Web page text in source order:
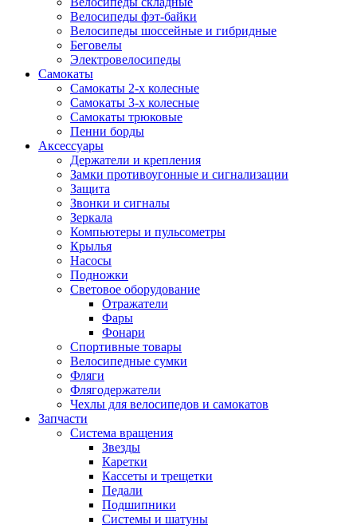
Велосипеды фэт-байки
Велосипеды шоссейные и гибридные
Беговелы
Электровелосипеды
Самокаты
Самокаты 2-х колесные
Самокаты 3-х колесные
Самокаты трюковые
Пенни борды
Аксессуары
Держатели и крепления
Замки противоугонные и сигнализации
Защита
Звонки и сигналы
Зеркала
Компьютеры и пульсометры
Крылья
Насосы
Подножки
Световое оборудование
Отражатели
Фары
Фонари
Спортивные товары
Велосипедные сумки
Фляги
Флягодержатели
Чехлы для велосипедов и самокатов
Запчасти
Система вращения
Звезды
Каретки
Кассеты и трещетки
Педали
Подшипники
Системы и шатуны